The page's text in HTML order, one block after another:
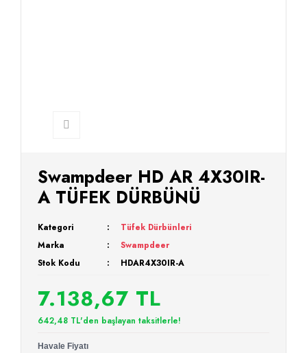
Swampdeer HD AR 4X30IR-
A TÜFEK DÜRBÜNÜ
Kategori
Tüfek Dürbünleri
Marka
Swampdeer
Stok Kodu
HDAR4X30IR-A
7.138,67 TL
642,48 TL'den başlayan taksitlerle!
Havale Fiyatı